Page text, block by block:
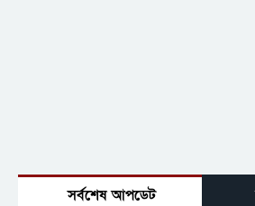
সর্বশেষ আপডেট